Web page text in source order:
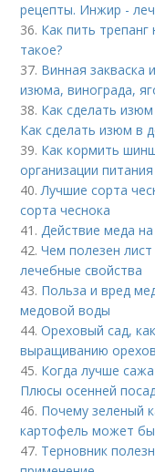
рецепты. Инжир -
36. Как пить
такое?
37. Винная закваска
изюма, винограда,
38. Как сделать
Как сделать изюм в
39. Как кормить
организации
40.Лучшие сорта
сорта чеснока
41.Действие меда
42.Чем полезен
лечебные свойства
43. Польза и вред
медовой воды
44.Ореховый сад,
выращиванию орехов
45. Когда лучше
Плюсы осенней
46. Почему зеленый
картофель может
47. Терновник